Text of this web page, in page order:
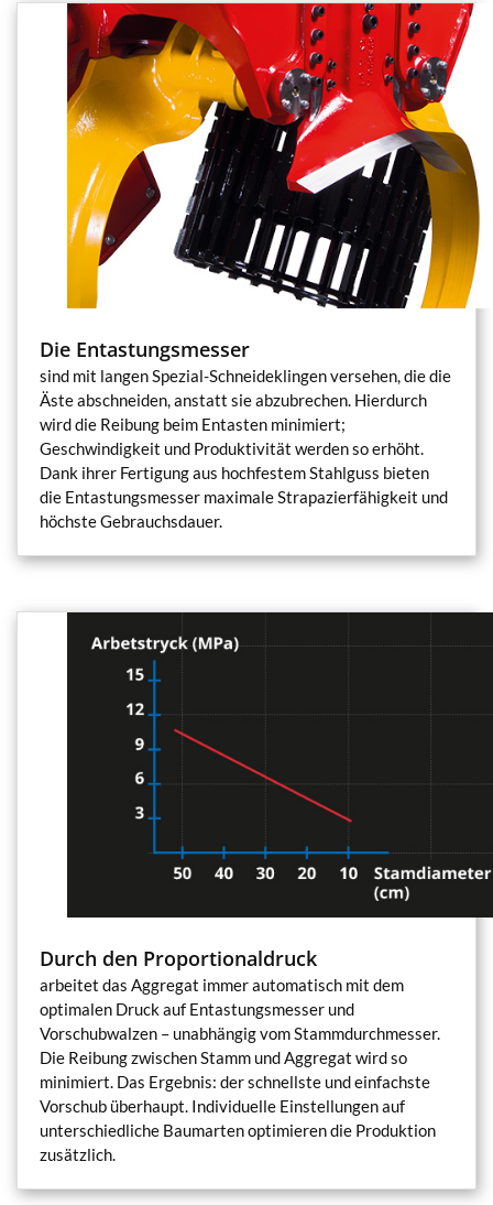
Die Entastungsmesser
sind mit langen Spezial-Schneideklingen versehen, die die
Äste abschneiden, anstatt sie abzubrechen. Hierdurch
wird die Reibung beim Entasten minimiert;
Geschwindigkeit und Produktivität werden so erhöht.
Dank ihrer Fertigung aus hochfestem Stahlguss bieten
die Entastungsmesser maximale Strapazierfähigkeit und
höchste Gebrauchsdauer.
Durch den Proportionaldruck
arbeitet das Aggregat immer automatisch mit dem
optimalen Druck auf Entastungsmesser und
Vorschubwalzen – unabhängig vom Stammdurchmesser.
Die Reibung zwischen Stamm und Aggregat wird so
minimiert. Das Ergebnis: der schnellste und einfachste
Vorschub überhaupt. Individuelle Einstellungen auf
unterschiedliche Baumarten optimieren die Produktion
zusätzlich.